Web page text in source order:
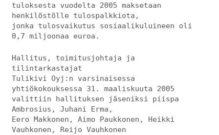
tuloksesta vuodelta 2005 maksetaan
henkilöstölle tulospalkkiota,
jonka tulosvaikutus sosiaalikuluineen oli
0,7 miljoonaa euroa.
Hallitus, toimitusjohtaja ja
tilintarkastajat
Tulikivi Oyj:n varsinaisessa
yhtiökokouksessa 31. maaliskuuta 2005
valittiin hallituksen jäseniksi piispa
Ambrosius, Juhani Erma,
Eero Makkonen, Aimo Paukkonen, Heikki
Vauhkonen, Reijo Vauhkonen